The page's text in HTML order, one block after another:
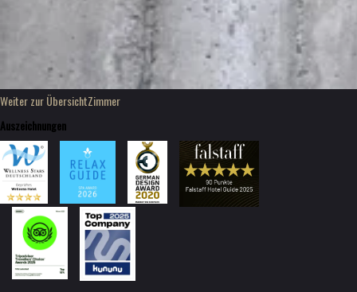
Weiter zur ÜbersichtZimmer
Auszeichnungen